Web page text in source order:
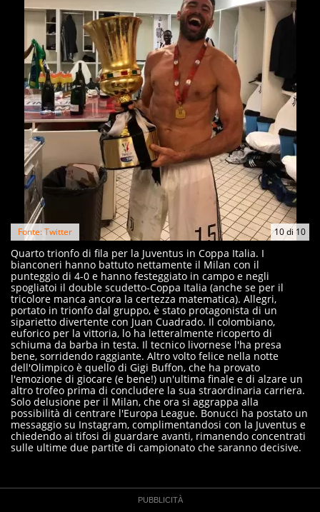
10di 10
Fonte: Twitter
Quarto trionfo di fila per la Juventus in Coppa Italia. I
bianconeri hanno battuto nettamente il Milan con il
punteggio di 4-0 e hanno festeggiato in campo e negli
spogliatoi il double scudetto-Coppa Italia (anche se per il
tricolore manca ancora la certezza matematica). Allegri,
portato in trionfo dal gruppo, è stato protagonista di un
siparietto divertente con Juan Cuadrado. Il colombiano,
euforico per la vittoria, lo ha letteralmente ricoperto di
schiuma da barba in testa. Il tecnico livornese l'ha presa
bene, sorridendo raggiante. Altro volto felice nella notte
dell'Olimpico è quello di Gigi Buffon, che ha provato
l'emozione di giocare (e bene!) un'ultima finale e di alzare un
altro trofeo prima di concludere la sua straordinaria carriera.
Solo delusione per il Milan, che ora si aggrappa alla
possibilità di centrare l'Europa League. Bonucci ha postato un
messaggio su Instagram, complimentandosi con la Juventus e
chiedendo ai tifosi di guardare avanti, rimanendo concentrati
sulle ultime due partite di campionato che saranno decisive.